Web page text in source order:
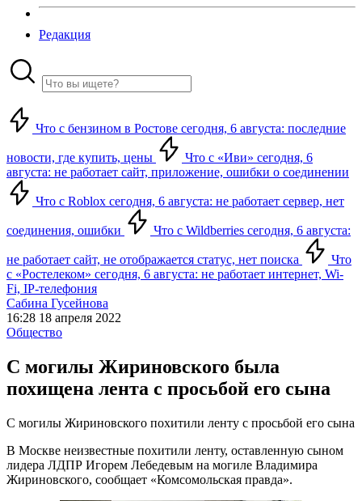
Редакция
Что с бензином в Ростове сегодня, 6 августа: последние
новости, где купить, цены
Что с «Иви» сегодня, 6
августа: не работает сайт, приложение, ошибки о соединении
Что с Roblox сегодня, 6 августа: не работает сервер, нет
соединения, ошибки Что с Wildberries сегодня, 6 августа:
не работает сайт, не отображается статус, нет поиска
Что
с «Ростелеком» сегодня, 6 августа: не работает интернет, Wi-
Fi, IP-телефония
Сабина Гусейнова
16:28 18 апреля 2022
Общество
С могилы Жириновского была
похищена лента с просьбой его сына
С могилы Жириновского похитили ленту с просьбой его сына
В Москве неизвестные похитили ленту, оставленную сыном
лидера ЛДПР Игорем Лебедевым на могиле Владимира
Жириновского, сообщает «Комсомольская правда».